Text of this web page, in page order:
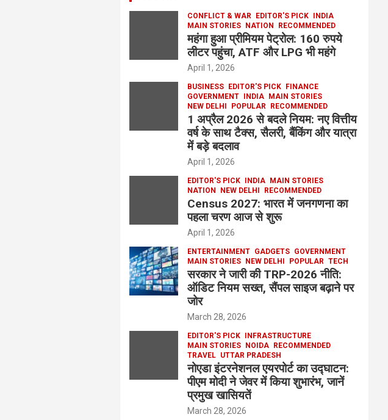
CONFLICT & WAR EDITOR'S PICK INDIA
MAIN STORIES NATION RECOMMENDED
महंगा हुआ प्रीमियम पेट्रोल: 160 रुपये
लीटर पहुंचा, ATF और LPG भी महंगे
April 1, 2026
BUSINESS EDITOR'S PICK FINANCE
GOVERNMENT INDIA MAIN STORIES
NEW DELHI
POPULAR RECOMMENDED
1 अप्रैल 2026 से बदले नियम: नए वित्तीय
वर्ष के साथ टैक्स, सैलरी, बैंकिंग और यात्रा
में बड़े बदलाव
April 1, 2026
EDITOR'S PICK INDIA MAIN STORIES
NATION
NEW DELHI RECOMMENDED
Census 2027: भारत में जनगणना का
पहला चरण आज से शुरू
April 1, 2026
ENTERTAINMENT GADGETS GOVERNMENT
MAIN STORIES NEW DELHI POPULAR TECH
सरकार ने जारी की TRP-2026 नीति:
ऑडिट नियम सख्त, सैंपल साइज बढ़ाने पर
जोर
March 28, 2026
EDITOR'S PICK INFRASTRUCTURE
MAIN STORIES NOIDA RECOMMENDED
TRAVEL UTTAR PRADESH
नोएडा इंटरनेशनल एयरपोर्ट का उद्घाटन:
पीएम मोदी ने जेवर में किया शुभारंभ, जानें
प्रमुख खासियतें
March 28, 2026